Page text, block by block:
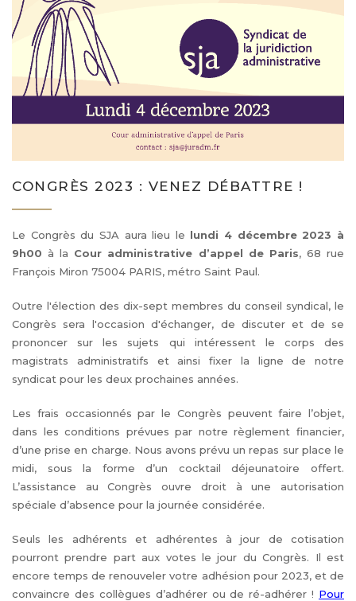
CONGRÈS 2023 : VENEZ DÉBATTRE !
Le Congrès du SJA aura lieu le lundi 4 décembre 2023 à
9h00 à la Cour administrative d’appel de Paris, 68 rue
François Miron 75004 PARIS, métro Saint Paul.
Outre l'élection des dix-sept membres du conseil syndical, le
Congrès sera l'occasion d'échanger, de discuter et de se
prononcer sur les sujets qui intéressent le corps des
magistrats administratifs et ainsi fixer la ligne de notre
syndicat pour les deux prochaines années.
Les frais occasionnés par le Congrès peuvent faire l’objet,
dans les conditions prévues par notre règlement financier,
d’une prise en charge. Nous avons prévu un repas sur place le
midi, sous la forme d’un cocktail déjeunatoire offert.
L’assistance au Congrès ouvre droit à une autorisation
spéciale d’absence pour la journée considérée.
Seuls les adhérents et adhérentes à jour de cotisation
pourront prendre part aux votes le jour du Congrès. Il est
encore temps de renouveler votre adhésion pour 2023, et de
convaincre des collègues d’adhérer ou de ré-adhérer ! Pour